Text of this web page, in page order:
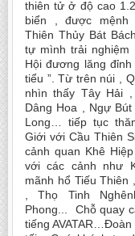
thiên tử ở độ cao
biển , được mệnh
Thiên Thủy Bát
tự mình trải nghiệm
Hội đương lăng
tiểu ”. Từ trên núi ,
nhìn thấy Tây Hải
Dâng Hoa , Ngự
Long… tiếp tục
Giới với Cầu Thiên
cảnh quan Khê
với các cảnh như
mãnh hổ Tiếu Thiên
, Thọ Tinh
Phong... Chỗ quay
tiếng